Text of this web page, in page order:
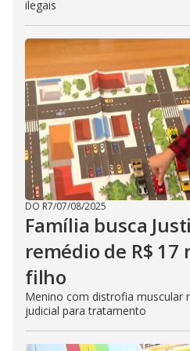
ilegais
DO R7/07/08/2025
Família busca
remédio de R$ 17
filho
Menino com distrofia muscular
judicial para tratamento